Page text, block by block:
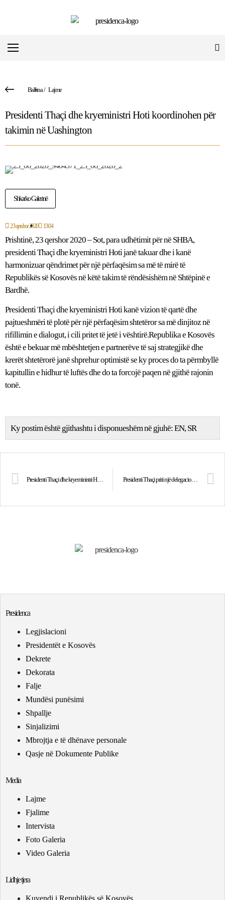
Ballina/ Lajme
Presidenti Thaçi dhe kryeministri Hoti koordinohen për
takimin në Uashington
Shkarko Galerinë
23 qershor 2020 13:04
Prishtinë, 23 qershor 2020 – Sot, para udhëtimit për në SHBA,
presidenti Thaçi dhe kryeministri Hoti janë takuar dhe i kanë
harmonizuar qëndrimet për një përfaqësim sa më të mirë të
Republikës së Kosovës në këtë takim të rëndësishëm në Shtëpinë e
Bardhë.
Presidenti Thaçi dhe kryeministri Hoti kanë vizion të qartë dhe
pajtueshmëri të plotë për një përfaqësim shtetëror sa më dinjitoz në
rifillimin e dialogut, i cili pritet të jetë i vështirë.Republika e Kosovës
është e bekuar më mbështetjen e partnerëve të saj strategjikë dhe
krerët shtetërorë janë shprehur optimistë se ky proces do ta përmbyllë
kapitullin e hidhur të luftës dhe do ta forcojë paqen në gjithë rajonin
tonë.
Ky postim është gjithashtu i disponueshëm në gjuhë:EN SR
Presidenti Thaçi dhe kryeministri Hoti flasin për proceset politike, pandeminë dhe rimëkëmbjen ekonomike Presidenti Thaçi priti një delegacion nga komuniteti egjiptian, i uroi për 24 qershorin
Presidenca
Legjislacioni
Presidentët e Kosovës
Dekrete
Dekorata
Falje
Mundësi punësimi
Shpallje
Sinjalizimi
Mbrojtja e të dhënave personale
Qasje në Dokumente Publike
Media
Lajme
Fjalime
Intervista
Foto Galeria
Video Galeria
Lidhje tjera
Kuvendi i Republikës së Kosovës